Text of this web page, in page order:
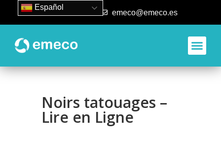
93 840 50 80 emeco@emeco.es
Noirs tatouages –
Lire en Ligne
Español